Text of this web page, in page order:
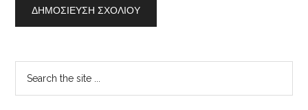
Αρχική
Πλευρική